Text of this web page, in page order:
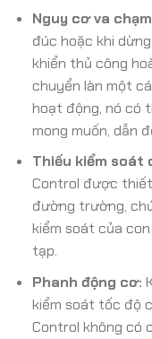
Nguy cơ va
đúc hoặc khi
khiển thủ công
chuyển làn một
hoạt động, nó có
mong muốn, dẫn
Thiếu kiểm soát
Control được
đường trường,
kiểm soát của
tạp.
Phanh động cơ:
kiểm soát tốc độ
Control không có